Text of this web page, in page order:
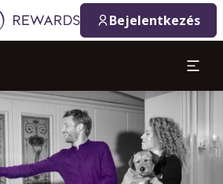
Bejelentkezés